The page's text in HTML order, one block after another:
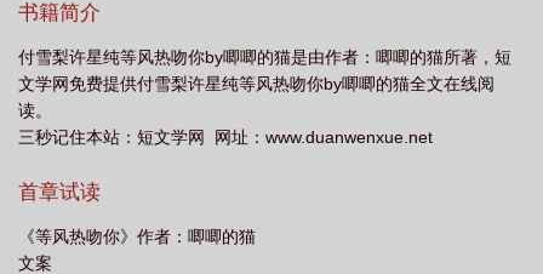
付雪梨经典语录
许星纯&付雪梨 等风热吻你许星纯付雪梨第一次在第几章 等风热吻你全文付雪
梨 等风热吻你付雪梨怀孕 等风热吻你许星纯付雪梨肉 等风热吻你付雪梨许
星纯第一次 付雪梨等风热吻你 等风热吻你 许星纯 付雪梨 许星纯和付雪梨
读 等风热吻你许星纯付雪梨免费观看
热吻你许星纯付雪梨番外
书籍简介
付雪梨许星纯等风热吻你by唧唧的猫是由作者：唧唧的猫所著，短
文学网免费提供付雪梨许星纯等风热吻你by唧唧的猫全文在线阅
读。
三秒记住本站：短文学网 网址：www.duanwenxue.net
首章试读
《等风热吻你》作者：唧唧的猫
文案